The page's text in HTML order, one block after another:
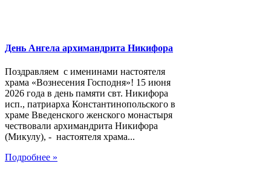
День Ангела архимандрита Никифора
Поздравляем с именинами настоятеля
храма «Вознесения Господня»! 15 июня
2026 года в день памяти свт. Никифора
исп., патриарха Константинопольского в
храме Введенского женского монастыря
чествовали архимандрита Никифора
(Микулу), - настоятеля храма...
Подробнее »